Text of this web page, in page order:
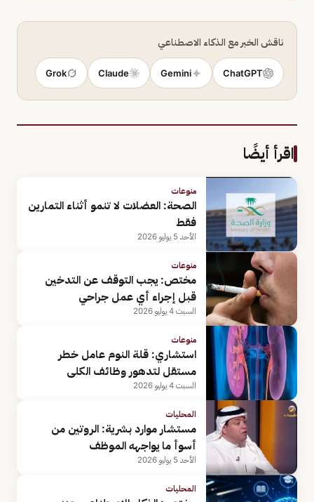
ناقش الخبر مع الذكاء الاصطناعي
ChatGPT
Gemini
Claude
Grok
اقرأ أيضًا
منوعات
الصحة: العضلات لا تنمو أثناء التمارين
فقط
الأحد 5 يوليو 2026
منوعات
مختص: يجب التوقف عن التدخين
قبل إجراء أي عمل جراحي
السبت 4 يوليو 2026
منوعات
استشاري: قلة النوم عامل خطر
مستقل لتدهور وظائف الكلى
السبت 4 يوليو 2026
المحليات
مستشار موارد بشرية: الروتين من
أسوأ ما يواجهه الموظف
الأحد 5 يوليو 2026
المحليات